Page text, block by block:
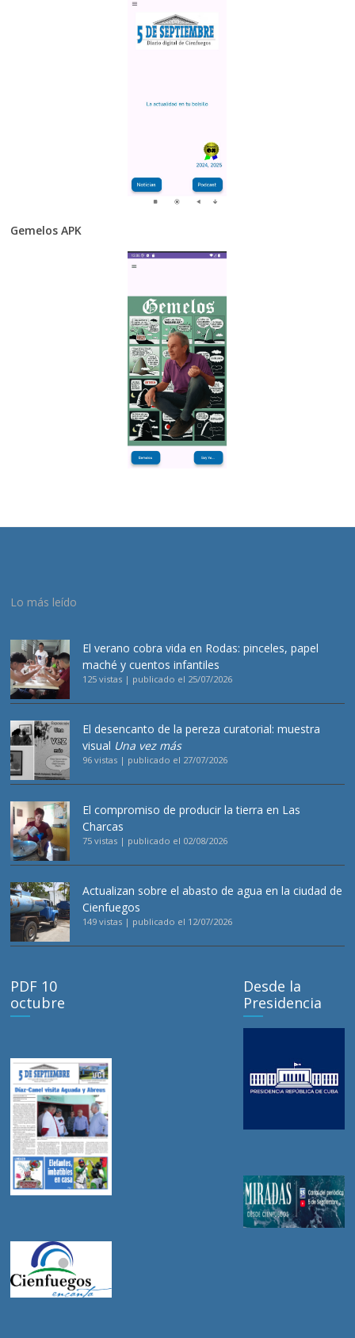
Gemelos APK
Lo más leído
El verano cobra vida en Rodas: pinceles, papel
maché y cuentos infantiles
125 vistas | publicado el 25/07/2026
El desencanto de la pereza curatorial: muestra
visual Una vez más
96 vistas | publicado el 27/07/2026
El compromiso de producir la tierra en Las
Charcas
75 vistas | publicado el 02/08/2026
Actualizan sobre el abasto de agua en la ciudad de
Cienfuegos
149 vistas | publicado el 12/07/2026
PDF 10
octubre
Desde la
Presidencia